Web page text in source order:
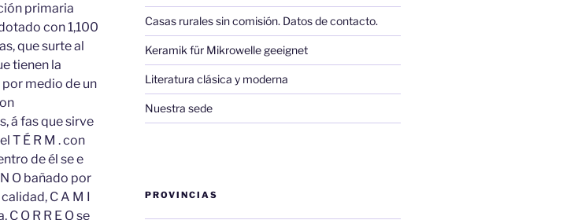
primaria
con 1,100
que surte al
tienen la
medio de un
á fas que sirve
T É R M . con
de él se e
O bañado por
C A M I
O R R E O se
Casas rurales sin comisión. Datos de contacto.
Keramik für Mikrowelle geeignet
Literatura clásica y moderna
Nuestra sede
PROVINCIAS